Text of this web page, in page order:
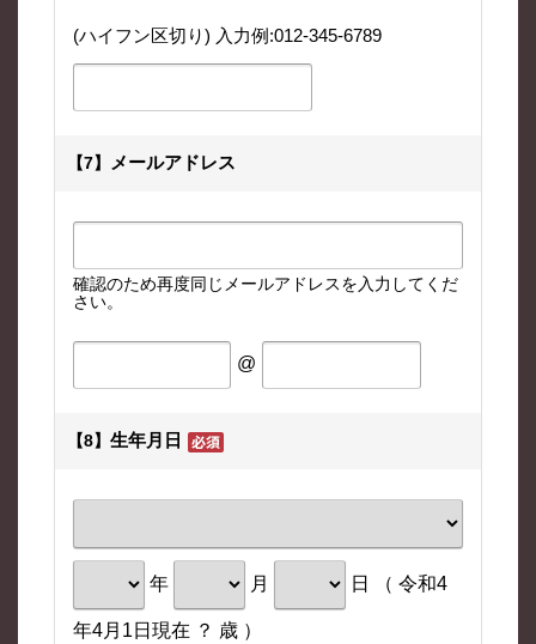
(ハイフン区切り) 入力例:012-345-6789
【7】 メールアドレス
確認のため再度同じメールアドレスを入力してくだ
さい。
@
【8】 生年月日
年 月 日 （ 令和4
年4月1日現在 ？ 歳 ）